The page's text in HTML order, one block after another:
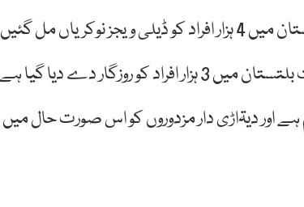
اور دیۃاڑی دار مزدوروں کو اس صورت حال میں